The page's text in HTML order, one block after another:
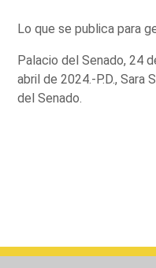
Lo que se publica para
Palacio del Senado, 24
abril de 2024.-P.D., Sara
del Senado.